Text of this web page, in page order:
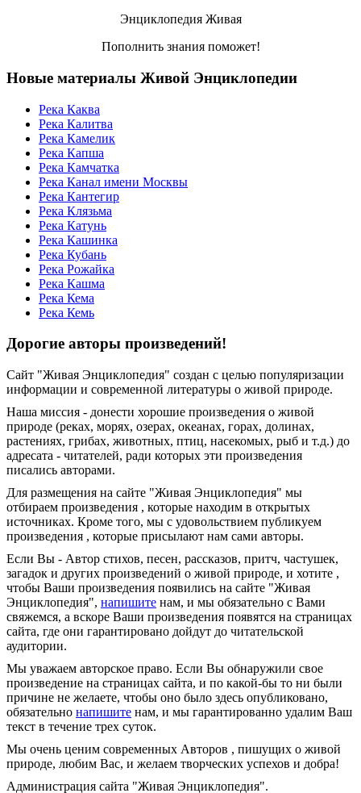
Энциклопедия Живая
Пополнить знания поможет!
Новые материалы Живой Энциклопедии
Река Каква
Река Калитва
Река Камелик
Река Капша
Река Камчатка
Река Канал имени Москвы
Река Кантегир
Река Клязьма
Река Катунь
Река Кашинка
Река Кубань
Река Рожайка
Река Кашма
Река Кема
Река Кемь
Дорогие авторы произведений!
Сайт "Живая Энциклопедия" создан c целью популяризации
информации и современной литературы о живой природе.
Наша миссия - донести хорошие произведения о живой
природе (реках, морях, озерах, океанах, горах, долинах,
растениях, грибах, животных, птиц, насекомых, рыб и т.д.) до
адресата - читателей, ради которых эти произведения
писались авторами.
Для размещения на сайте "Живая Энциклопедия" мы
отбираем произведения , которые находим в открытых
источниках. Кроме того, мы с удовольствием публикуем
произведения , которые присылают нам сами авторы.
Если Вы - Автор стихов, песен, рассказов, притч, частушек,
загадок и других произведений о живой природе, и хотите ,
чтобы Ваши произведения появились на сайте "Живая
Энциклопедия", напишите нам, и мы обязательно с Вами
свяжемся, а вскоре Ваши произведения появятся на страницах
сайта, где они гарантировано дойдут до читательской
аудитории.
Мы уважаем авторское право. Если Вы обнаружили свое
произведение на страницах сайта, и по какой-бы то ни были
причине не желаете, чтобы оно было здесь опубликовано,
обязательно напишите нам, и мы гарантированно удалим Ваш
текст в течение трех суток.
Мы очень ценим современных Авторов , пишущих о живой
природе, любим Вас, и желаем творческих успехов и добра!
Администрация сайта "Живая Энциклопедия".